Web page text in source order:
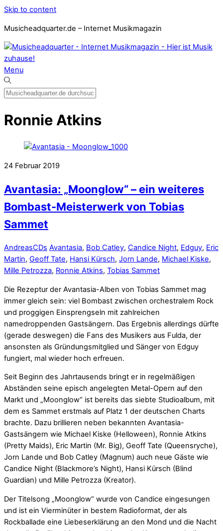
Skip to content
Musicheadquarter.de – Internet Musikmagazin
Menu
Ronnie Atkins
24 Februar 2019
Avantasia: „Moonglow“ – ein weiteres
Bombast-Meisterwerk von Tobias
Sammet
AndreasCDs Avantasia, Bob Catley, Candice Night, Edguy, Eric
Martin, Geoff Tate, Hansi Kürsch, Jorn Lande, Michael Kiske,
Mille Petrozza, Ronnie Atkins, Tobias Sammet
Die Rezeptur der Avantasia-Alben von Tobias Sammet mag
immer gleich sein: viel Bombast zwischen orchestralem Rock
und proggigen Einsprengseln mit zahlreichen
namedroppenden Gastsängern. Das Ergebnis allerdings dürfte
(gerade deswegen) die Fans des Musikers aus Fulda, der
ansonsten als Gründungsmitglied und Sänger von Edguy
fungiert, mal wieder hoch erfreuen.
Seit Beginn des Jahrtausends bringt er in regelmäßigen
Abständen seine episch angelegten Metal-Opern auf den
Markt und „Moonglow“ ist bereits das siebte Studioalbum, mit
dem es Sammet erstmals auf Platz 1 der deutschen Charts
brachte. Dazu brillieren neben bekannten Avantasia-
Gastsängern wie Michael Kiske (Helloween), Ronnie Atkins
(Pretty Maids), Eric Martin (Mr. Big), Geoff Tate (Queensryche),
Jorn Lande und Bob Catley (Magnum) auch neue Gäste wie
Candice Night (Blackmore’s Night), Hansi Kürsch (Blind
Guardian) und Mille Petrozza (Kreator).
Der Titelsong „Moonglow“ wurde von Candice eingesungen
und ist ein Vierminüter in bestem Radioformat, der als
Rockballade eine Liebeserklärung an den Mond und die Nacht